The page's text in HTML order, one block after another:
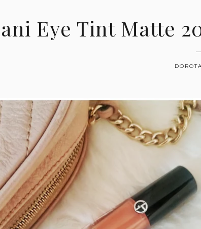
Eye Tint Matte
DOROTA